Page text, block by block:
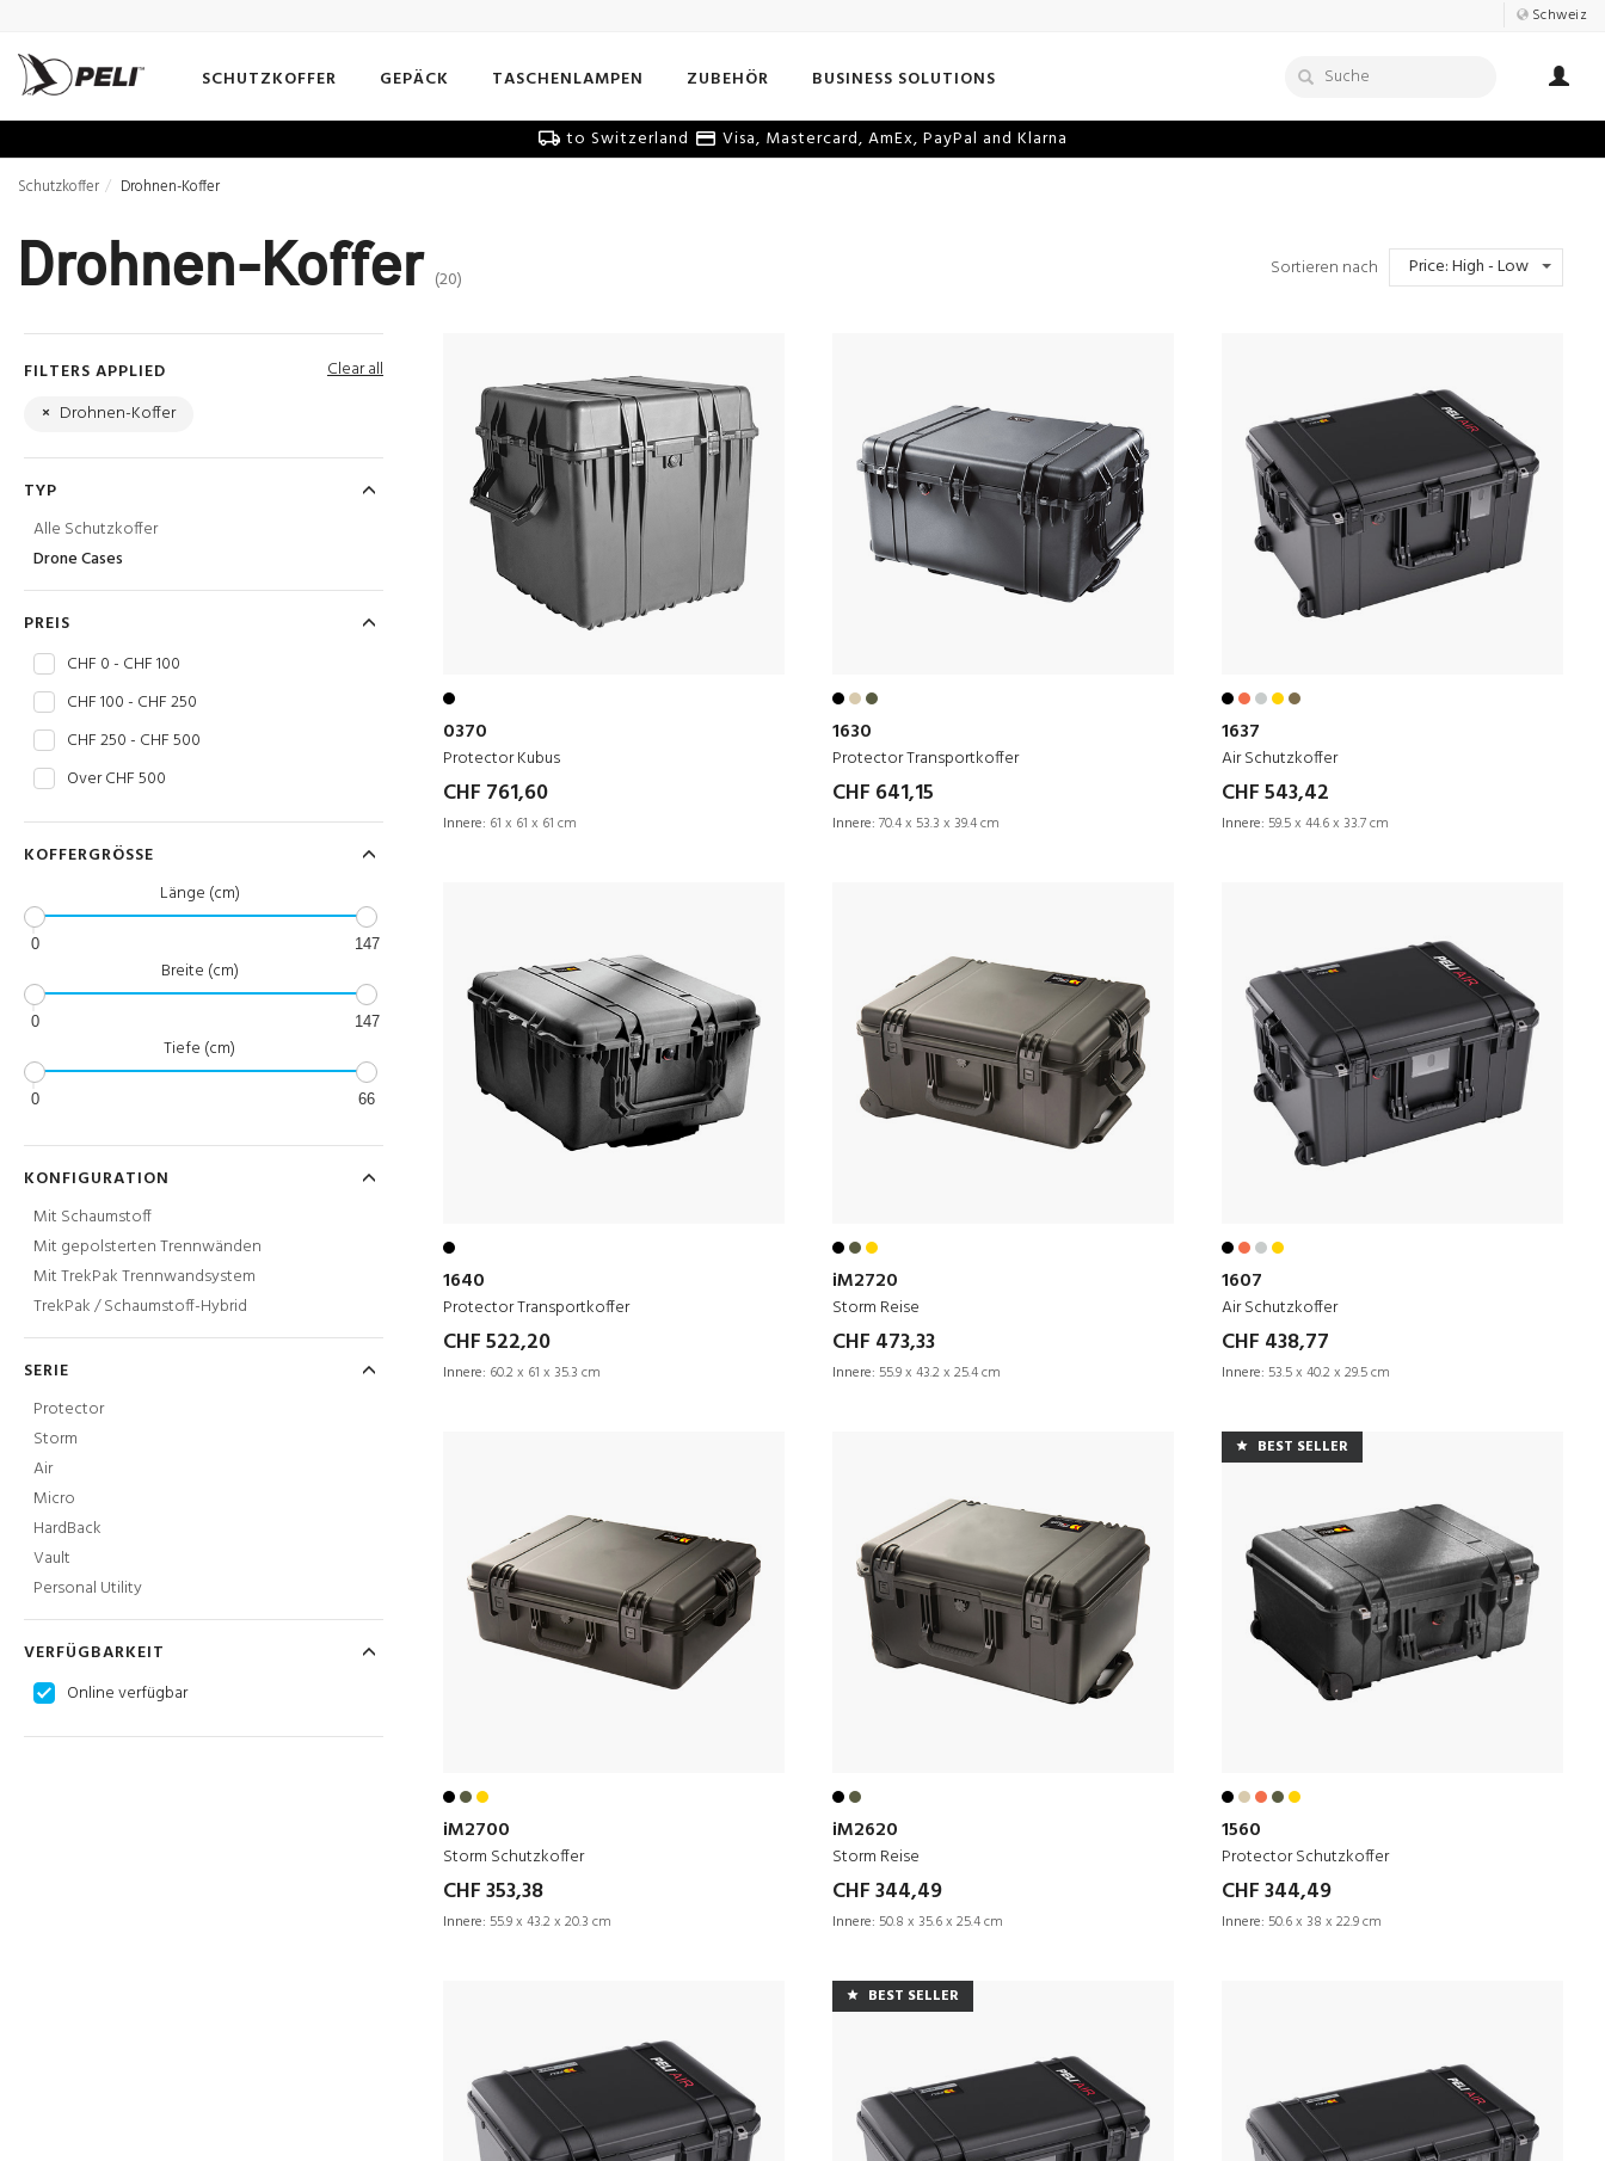
Schweiz
SCHUTZKOFFER GEPÄCK TASCHENLAMPEN ZUBEHÖR BUSINESS SOLUTIONS
to Switzerland Visa, Mastercard, AmEx, PayPal and Klarna
Schutzkoffer Drohnen-Koffer
Drohnen-Koffer (20) Sortieren nach Price: High - Low
FILTERS APPLIED
Clear all
× Drohnen-Koffer
TYP
Alle Schutzkoffer
Drone Cases
PREIS
CHF 0 - CHF 100
CHF 100 - CHF 250
CHF 250 - CHF 500
Over CHF 500
KOFFERGRÖSSE
Länge (cm)
0 147
Breite (cm)
0 147
Tiefe (cm)
0 66
KONFIGURATION
Mit Schaumstoff
Mit gepolsterten Trennwänden
Mit TrekPak Trennwandsystem
TrekPak / Schaumstoff-Hybrid
SERIE
Protector
Storm
Air
Micro
HardBack
Vault
Personal Utility
VERFÜGBARKEIT
Online verfügbar
0370
Protector Kubus
CHF 761,60
Innere: 61 x 61 x 61 cm
1630
Protector Transportkoffer
CHF 641,15
Innere: 70.4 x 53.3 x 39.4 cm
1637
Air Schutzkoffer
CHF 543,42
Innere: 59.5 x 44.6 x 33.7 cm
1640
Protector Transportkoffer
CHF 522,20
Innere: 60.2 x 61 x 35.3 cm
iM2720
Storm Reise
CHF 473,33
Innere: 55.9 x 43.2 x 25.4 cm
1607
Air Schutzkoffer
CHF 438,77
Innere: 53.5 x 40.2 x 29.5 cm
iM2700
Storm Schutzkoffer
CHF 353,38
Innere: 55.9 x 43.2 x 20.3 cm
iM2620
Storm Reise
CHF 344,49
Innere: 50.8 x 35.6 x 25.4 cm
BEST SELLER
1560
Protector Schutzkoffer
CHF 344,49
Innere: 50.6 x 38 x 22.9 cm
BEST SELLER